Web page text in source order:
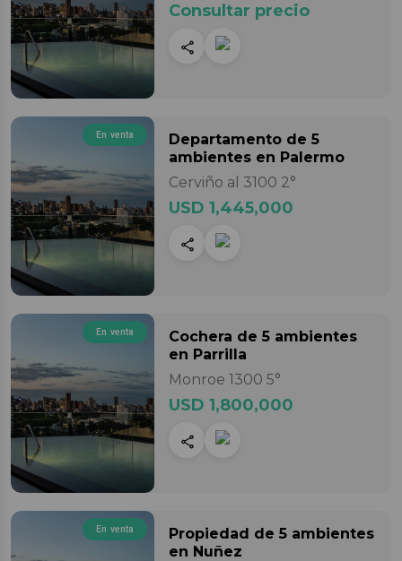
Consultar precio
En venta Departamento de 5
ambientes en Palermo
Cerviño al 3100 2°
USD 1,445,000
En venta Cochera de 5 ambientes
en Parrilla
Monroe 1300 5°
USD 1,800,000
En venta Propiedad de 5 ambientes
en Nuñez